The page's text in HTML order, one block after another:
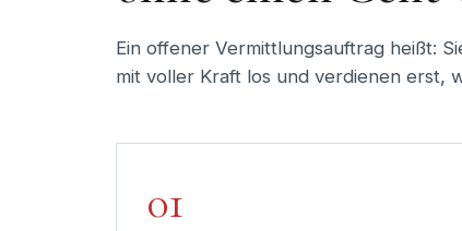
Ein offener Vermittlungsauftrag heißt:
mit voller Kraft los und verdienen erst,
01